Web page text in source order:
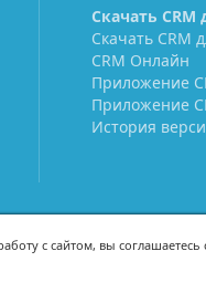
Скачать CRM
Скачать CRM
CRM Онлайн
Приложение
Приложение
История
с сайтом, вы соглашаетесь